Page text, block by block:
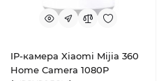
IP-камера Xiaomi Mijia 360
Home Camera 1080P